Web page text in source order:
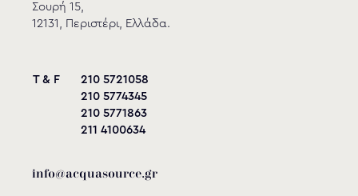
Σουρή 15,
12131, Περιστέρι, Ελλάδα.
T & F
210 5721058
210 5774345
210 5771863
211 4100634
info@acquasource.gr